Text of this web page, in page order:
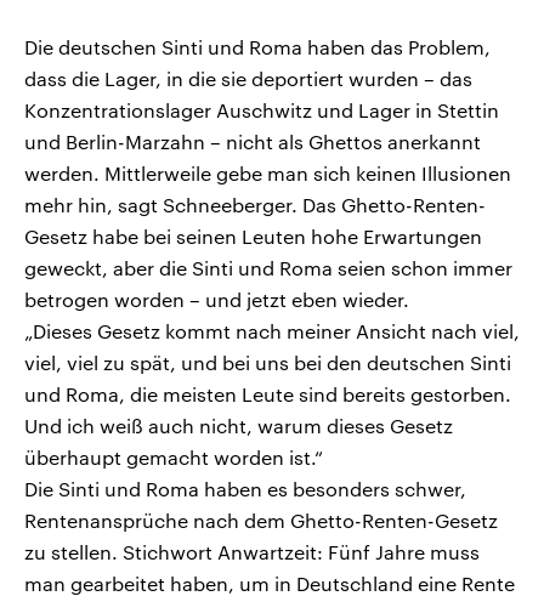
Die deutschen Sinti und Roma haben das Problem,
dass die Lager, in die sie deportiert wurden – das
Konzentrationslager Auschwitz und Lager in Stettin
und Berlin-Marzahn – nicht als Ghettos anerkannt
werden. Mittlerweile gebe man sich keinen Illusionen
mehr hin, sagt Schneeberger. Das Ghetto-Renten-
Gesetz habe bei seinen Leuten hohe Erwartungen
geweckt, aber die Sinti und Roma seien schon immer
betrogen worden – und jetzt eben wieder.
„Dieses Gesetz kommt nach meiner Ansicht nach viel,
viel, viel zu spät, und bei uns bei den deutschen Sinti
und Roma, die meisten Leute sind bereits gestorben.
Und ich weiß auch nicht, warum dieses Gesetz
überhaupt gemacht worden ist.“
Die Sinti und Roma haben es besonders schwer,
Rentenansprüche nach dem Ghetto-Renten-Gesetz
zu stellen. Stichwort Anwartzeit: Fünf Jahre muss
man gearbeitet haben, um in Deutschland eine Rente